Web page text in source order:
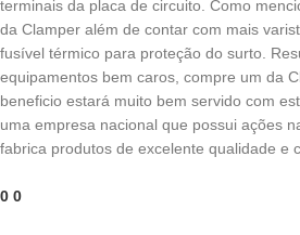
terminais da placa de circuito. Como
da Clamper além de contar com mais
fusível térmico para proteção do surto.
equipamentos bem caros, compre um da
beneficio estará muito bem servido com
uma empresa nacional que possui ações
fabrica produtos de excelente qualidade e
0 0